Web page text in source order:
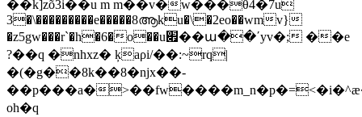
��k]zõ3i��u m m��v�w���θ4�7u
3�\���������e�����8ആku�\�2eo��wmv}
�z5gw���r`�h�6�o��u׏��ա��ʹyv�; ��e
?��q �nhxz� ķaρi/��:~rq|
�(�g��8k��8�njx��-
��p���a�
oh�q